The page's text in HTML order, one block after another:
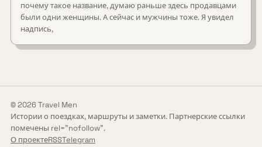
почему такое название, думаю раньше здесь продавцами
были одни женщины. А сейчас и мужчины тоже. Я увидел
надпись,
© 2026 Travel Men
Истории о поездках, маршруты и заметки. Партнерские ссылки
помечены rel="nofollow".
О проектеRSSTelegram